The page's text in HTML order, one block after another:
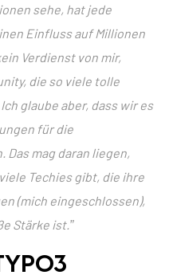
sehe, hat jede
Einfluss auf Millionen
Verdienst von mir,
die so viele tolle
glaube aber, dass wir es
für die
mag daran liegen,
Techies gibt, die ihre
(mich eingeschlossen),
Stärke ist.”